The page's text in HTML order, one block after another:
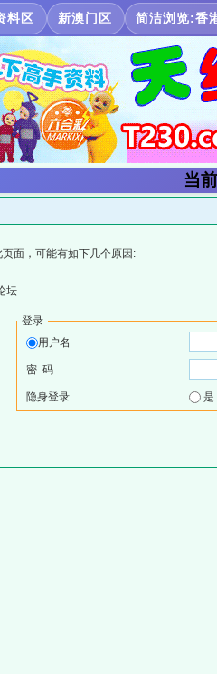
料区 新澳门区 简洁浏览:香
当
面，可能有如下几个原因:
坛
登录
用户名
密 码
隐身登录